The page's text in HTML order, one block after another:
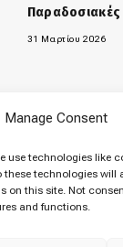
Manage Consent
use technologies like
technologies will
on this site. Not
and functions.
31 Μαρτίου 2026